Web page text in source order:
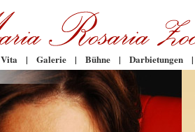
Vita | Galerie | Bühne | Darbietungen |